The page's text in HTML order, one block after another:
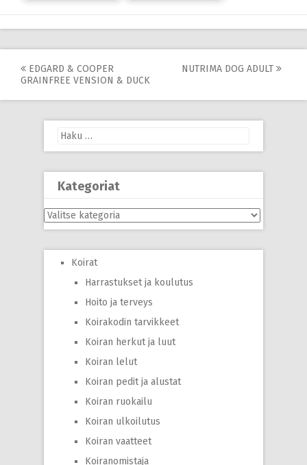
Post
EDGARD & COOPER
GRAINFREE VENSION & DUCK
NUTRIMA DOG ADULT
Haku:
Kategoriat
Kategoriat
Koirat
Harrastukset ja koulutus
Hoito ja terveys
Koirakodin tarvikkeet
Koiran herkut ja luut
Koiran lelut
Koiran pedit ja alustat
Koiran ruokailu
Koiran ulkoilutus
Koiran vaatteet
Koiranomistaja